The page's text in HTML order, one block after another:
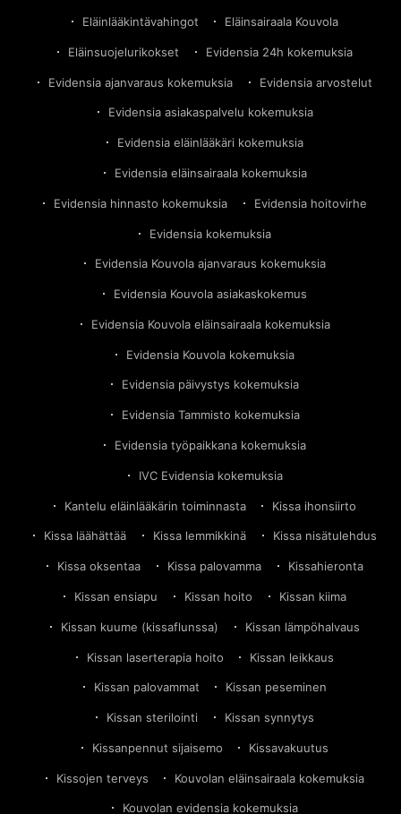
Eläinlääkintävahingot Eläinsairaala Kouvola
Eläinsuojelurikokset Evidensia 24h kokemuksia
Evidensia ajanvaraus kokemuksia Evidensia arvostelut
Evidensia asiakaspalvelu kokemuksia
Evidensia eläinlääkäri kokemuksia
Evidensia eläinsairaala kokemuksia
Evidensia hinnasto kokemuksia Evidensia hoitovirhe
Evidensia kokemuksia
Evidensia Kouvola ajanvaraus kokemuksia
Evidensia Kouvola asiakaskokemus
Evidensia Kouvola eläinsairaala kokemuksia
Evidensia Kouvola kokemuksia
Evidensia päivystys kokemuksia
Evidensia Tammisto kokemuksia
Evidensia työpaikkana kokemuksia
IVC Evidensia kokemuksia
Kantelu eläinlääkärin toiminnasta Kissa ihonsiirto
Kissa läähättää Kissa lemmikkinä Kissa nisätulehdus
Kissa oksentaa Kissa palovamma Kissahieronta
Kissan ensiapu Kissan hoito Kissan kiima
Kissan kuume (kissaflunssa) Kissan lämpöhalvaus
Kissan laserterapia hoito Kissan leikkaus
Kissan palovammat Kissan peseminen
Kissan sterilointi Kissan synnytys
Kissanpennut sijaisemo Kissavakuutus
Kissojen terveys Kouvolan eläinsairaala kokemuksia
Kouvolan evidensia kokemuksia